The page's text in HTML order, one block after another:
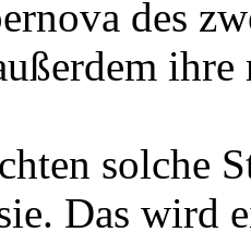
des
solche
Das wird